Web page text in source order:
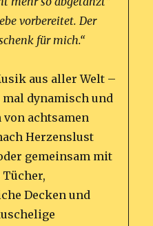
vorbereitet. Der
für mich.“
aus aller Welt –
dynamisch und
achtsamen
Herzenslust
gemeinsam mit
Decken und